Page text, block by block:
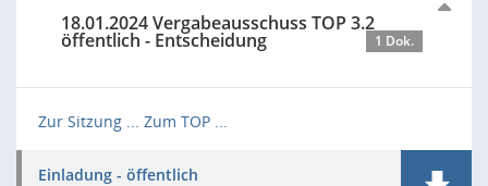
18.01.2024 Vergabeausschuss TOP 3.2
öffentlich - Entscheidung 1 Dok.
Zur Sitzung ... Zum TOP ...
Einladung - öffentlich